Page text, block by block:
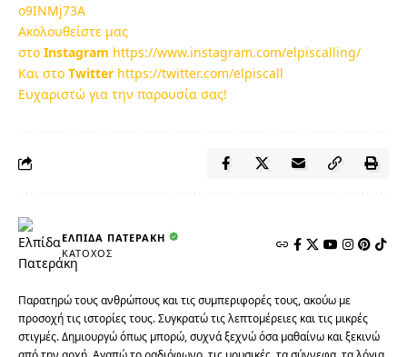
o9INMj73A
Ακολουθείστε μας
στο Instagram https://www.instagram.com/elpiscalling/
Και στο Twitter https://twitter.com/elpiscall
Ευχαριστώ για την παρουσία σας!
ΕΛΠΊΔΑ ΠΑΤΕΡΆΚΗ
ΚΆΤΟΧΟΣ
Παρατηρώ τους ανθρώπους και τις συμπεριφορές τους, ακούω με
προσοχή τις ιστορίες τους. Συγκρατώ τις λεπτομέρειες και τις μικρές
στιγμές. Δημιουργώ όπως μπορώ, συχνά ξεχνώ όσα μαθαίνω και ξεκινώ